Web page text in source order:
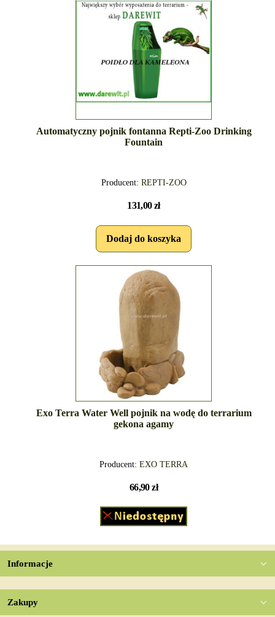
Automatyczny pojnik fontanna Repti-Zoo Drinking
Fountain
Producent: REPTI-ZOO
131,00 zł
Exo Terra Water Well pojnik na wodę do terrarium
gekona agamy
Producent: EXO TERRA
66,90 zł
Informacje
Zakupy